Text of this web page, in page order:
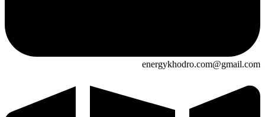
energykhodro.com@gmail.com